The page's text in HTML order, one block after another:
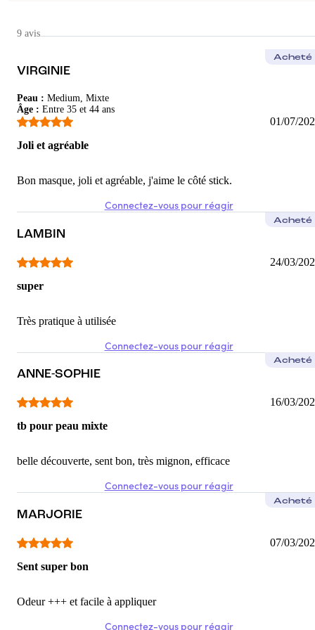
Deçu
Pas fan d'un masque en stick . La texture est agréable mais
9 avis
VIRGINIE
Peau : Medium, Mixte
Âge : Entre 35 et 44 ans
Acheté
01/07/
Joli et agréable
Bon masque, joli et agréable, j'aime le côté stick.
Connectez-vous pour réagir
LAMBIN
Acheté
24/03/
super
Très pratique à utilisée
Connectez-vous pour réagir
ANNE-SOPHIE
Acheté
16/03/
tb pour peau mixte
belle découverte, sent bon, très mignon, efficace
Connectez-vous pour réagir
MARJORIE
Acheté
07/03/
Sent super bon
Odeur +++ et facile à appliquer
Connectez-vous pour réagir